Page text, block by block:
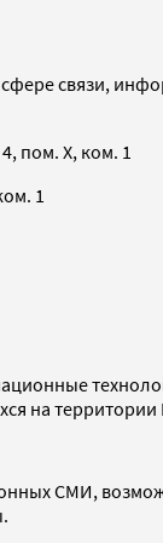
связи,
пом. X, ком. 1
1
на
СМИ,